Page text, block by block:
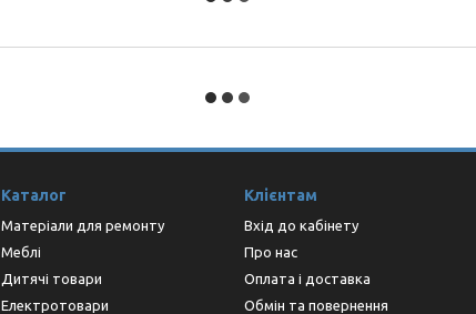
Каталог
Матеріали для ремонту
Меблі
Дитячі товари
Електротовари
Клієнтам
Вхід до кабінету
Про нас
Оплата і доставка
Обмін та повернення